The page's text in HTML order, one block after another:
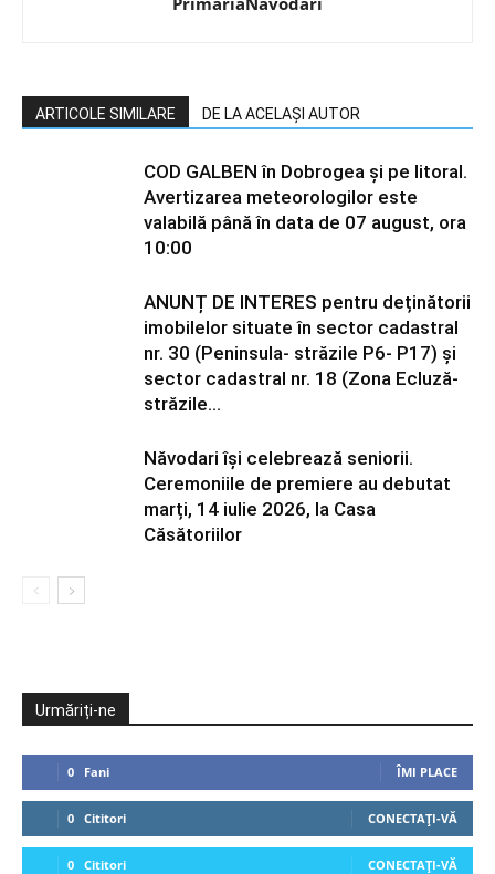
ARTICOLE SIMILARE DE LA ACELAȘI AUTOR
COD GALBEN în Dobrogea și pe litoral.
Avertizarea meteorologilor este
valabilă până în data de 07 august, ora
10:00
ANUNȚ DE INTERES pentru deținătorii
imobilelor situate în sector cadastral
nr. 30 (Peninsula- străzile P6- P17) și
sector cadastral nr. 18 (Zona Ecluză-
străzile...
Năvodari își celebrează seniorii.
Ceremoniile de premiere au debutat
marți, 14 iulie 2026, la Casa
Căsătoriilor
Urmăriți-ne
0 Fani ÎMI PLACE
0 Cititori CONECTAȚI-VĂ
0 Cititori CONECTAȚI-VĂ